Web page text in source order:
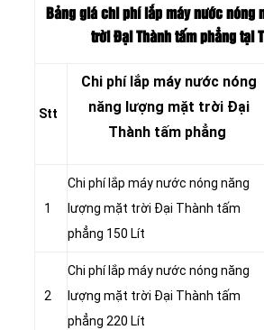
Bảng giá chi phí lắp máy nước nóng
trời Đại Thành tấm phẳng tại
Stt
Chi phí lắp máy nước nóng
năng lượng mặt trời Đại
Thành tấm phẳng
1
Chi phí lắp máy nước nóng năng
lượng mặt trời Đại Thành tấm
phẳng 150 Lít
2
Chi phí lắp máy nước nóng năng
lượng mặt trời Đại Thành tấm
phẳng 220 Lít